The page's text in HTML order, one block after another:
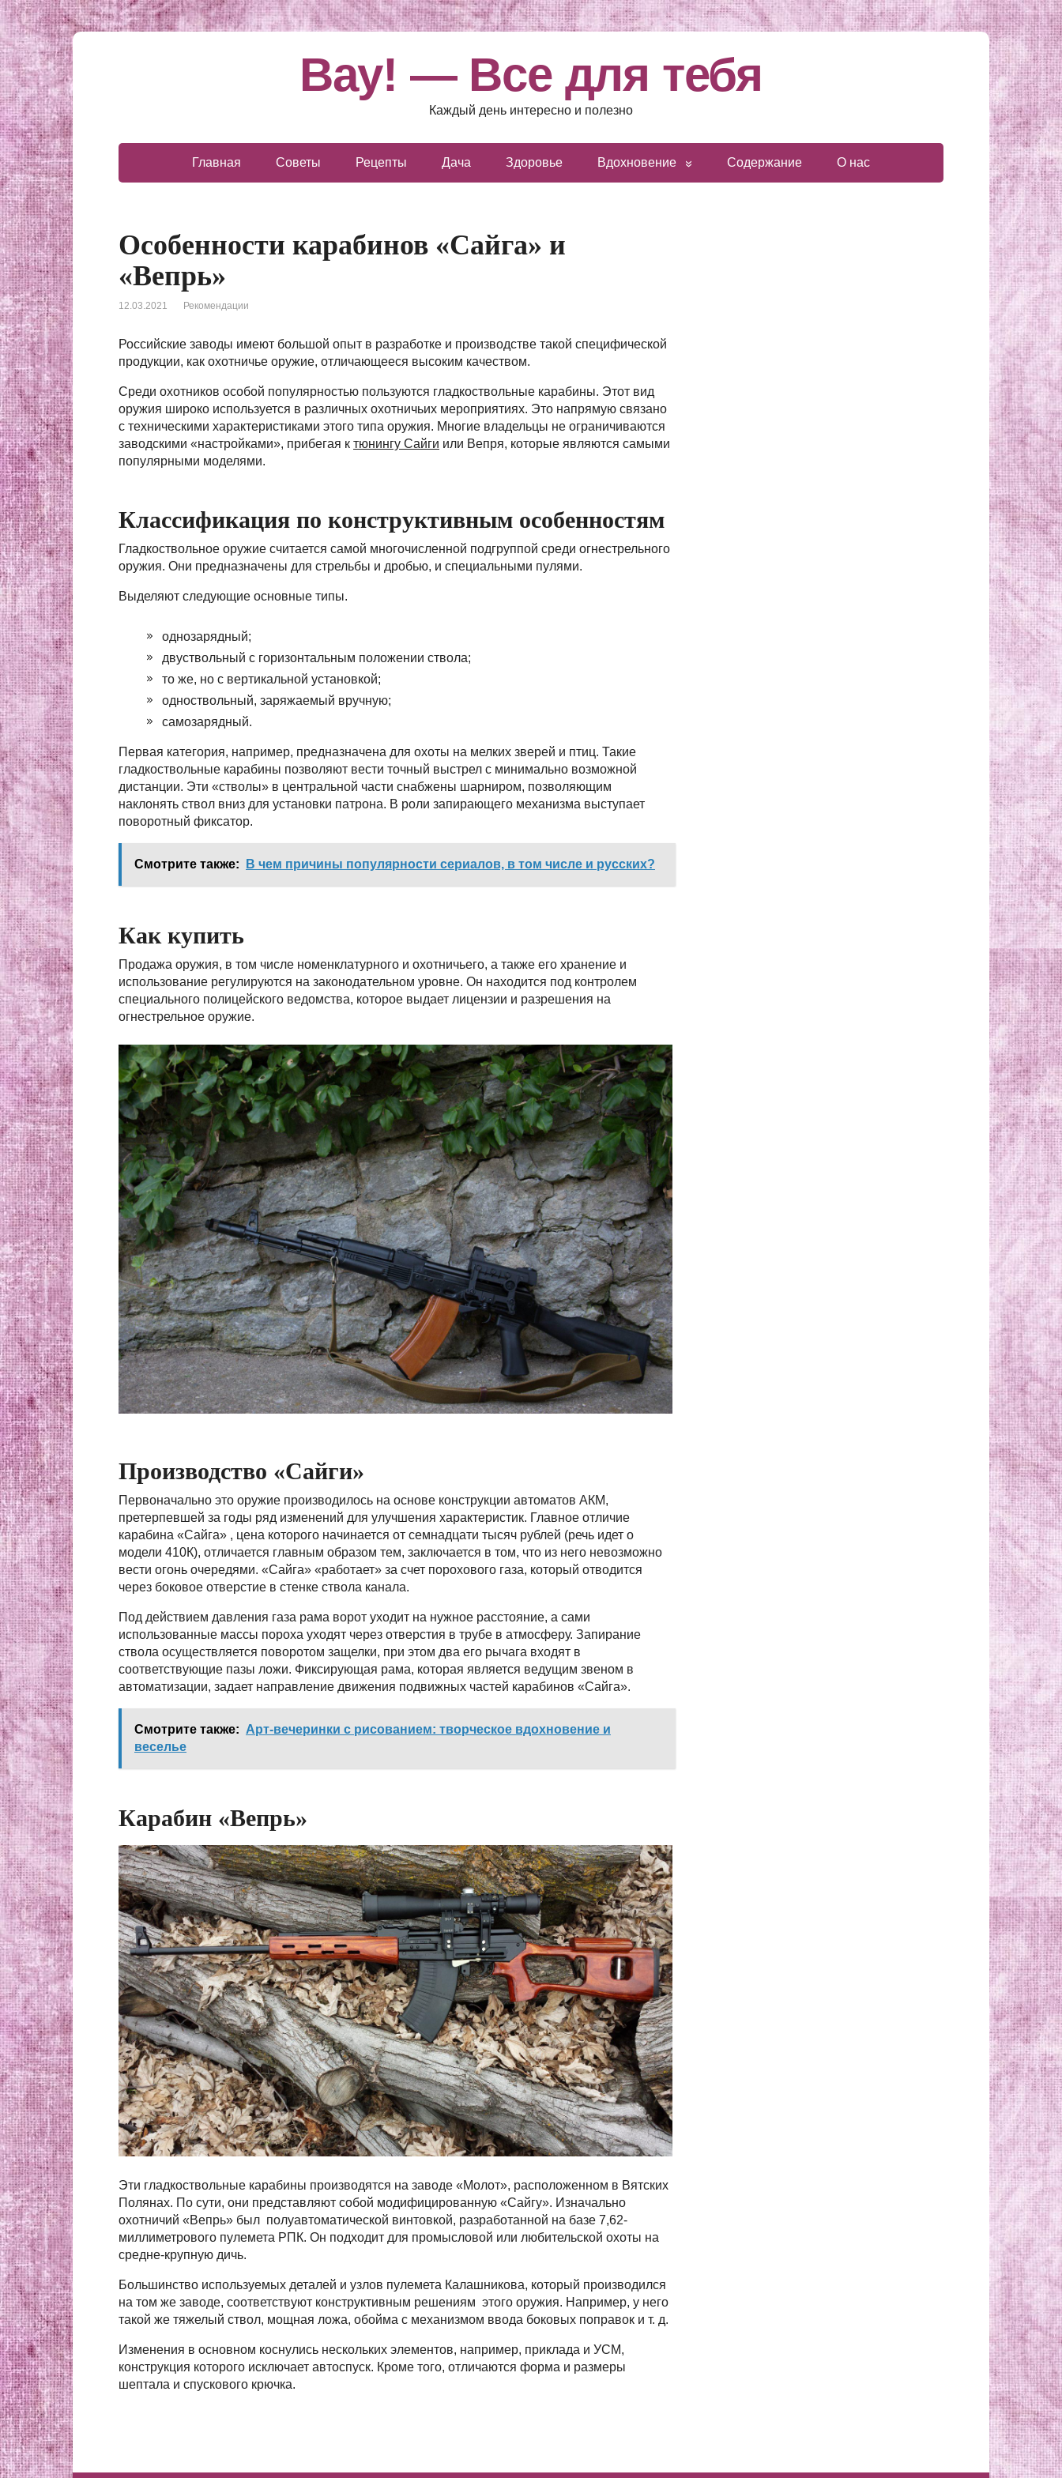
Вау! — Все для тебя
Каждый день интересно и полезно
Главная Советы Рецепты Дача Здоровье Вдохновение Содержание О нас
Особенности карабинов «Сайга» и
«Вепрь»
12.03.2021 Рекомендации
Российские заводы имеют большой опыт в разработке и производстве такой специфической
продукции, как охотничье оружие, отличающееся высоким качеством.
Среди охотников особой популярностью пользуются гладкоствольные карабины. Этот вид
оружия широко используется в различных охотничьих мероприятиях. Это напрямую связано
с техническими характеристиками этого типа оружия. Многие владельцы не ограничиваются
заводскими «настройками», прибегая к тюнингу Сайги или Вепря, которые являются самыми
популярными моделями.
Классификация по конструктивным особенностям
Гладкоствольное оружие считается самой многочисленной подгруппой среди огнестрельного
оружия. Они предназначены для стрельбы и дробью, и специальными пулями.
Выделяют следующие основные типы.
однозарядный;
двуствольный с горизонтальным положении ствола;
то же, но с вертикальной установкой;
одноствольный, заряжаемый вручную;
самозарядный.
Первая категория, например, предназначена для охоты на мелких зверей и птиц. Такие
гладкоствольные карабины позволяют вести точный выстрел с минимально возможной
дистанции. Эти «стволы» в центральной части снабжены шарниром, позволяющим
наклонять ствол вниз для установки патрона. В роли запирающего механизма выступает
поворотный фиксатор.
Смотрите также: В чем причины популярности сериалов, в том числе и русских?
Как купить
Продажа оружия, в том числе номенклатурного и охотничьего, а также его хранение и
использование регулируются на законодательном уровне. Он находится под контролем
специального полицейского ведомства, которое выдает лицензии и разрешения на
огнестрельное оружие.
Производство «Сайги»
Первоначально это оружие производилось на основе конструкции автоматов АКМ,
претерпевшей за годы ряд изменений для улучшения характеристик. Главное отличие
карабина «Сайга» , цена которого начинается от семнадцати тысяч рублей (речь идет о
модели 410К), отличается главным образом тем, заключается в том, что из него невозможно
вести огонь очередями. «Сайга» «работает» за счет порохового газа, который отводится
через боковое отверстие в стенке ствола канала.
Под действием давления газа рама ворот уходит на нужное расстояние, а сами
использованные массы пороха уходят через отверстия в трубе в атмосферу. Запирание
ствола осуществляется поворотом защелки, при этом два его рычага входят в
соответствующие пазы ложи. Фиксирующая рама, которая является ведущим звеном в
автоматизации, задает направление движения подвижных частей карабинов «Сайга».
Смотрите также: Арт-вечеринки с рисованием: творческое вдохновение и
веселье
Карабин «Вепрь»
Эти гладкоствольные карабины производятся на заводе «Молот», расположенном в Вятских
Полянах. По сути, они представляют собой модифицированную «Сайгу». Изначально
охотничий «Вепрь» был полуавтоматической винтовкой, разработанной на базе 7,62-
миллиметрового пулемета РПК. Он подходит для промысловой или любительской охоты на
средне-крупную дичь.
Большинство используемых деталей и узлов пулемета Калашникова, который производился
на том же заводе, соответствуют конструктивным решениям этого оружия. Например, у него
такой же тяжелый ствол, мощная ложа, обойма с механизмом ввода боковых поправок и т. д.
Изменения в основном коснулись нескольких элементов, например, приклада и УСМ,
конструкция которого исключает автоспуск. Кроме того, отличаются форма и размеры
шептала и спускового крючка.